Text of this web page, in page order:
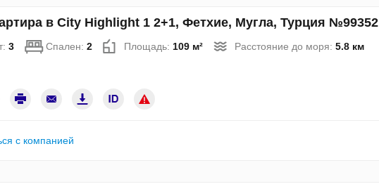
в City Highlight 1 2+1, Фетхие, Мугла, Турция №99352
3 Спален: 2 Площадь: 109 м² Расстояние до моря: 5.8 км
с компанией